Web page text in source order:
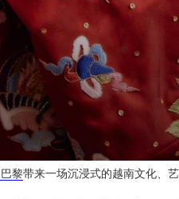
巴黎带来一场沉浸式的越南文化、